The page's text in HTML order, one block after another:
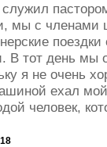
служил
мы с членами
В тот день мы
я не очень
ехал мой
человек,